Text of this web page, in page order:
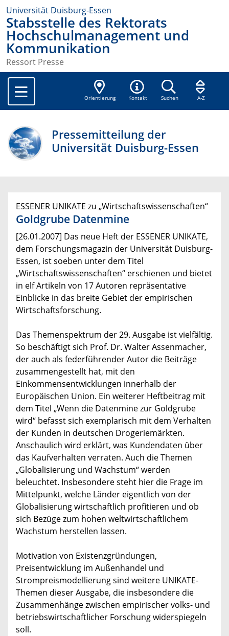
Universität Duisburg-Essen
Stabsstelle des Rektorats
Hochschulmanagement und
Kommunikation
Ressort Presse
Orientierung Kontakt Suchen A-Z
Pressemitteilung der
Universität Duisburg-Essen
ESSENER UNIKATE zu „Wirtschaftswissenschaften“
Goldgrube Datenmine
[26.01.2007] Das neue Heft der ESSENER UNIKATE,
dem Forschungsmagazin der Universität Duisburg-
Essen, ist soeben unter dem Titel
„Wirtschaftswissenschaften“ erschienen und bietet
in elf Artikeln von 17 Autoren repräsentative
Einblicke in das breite Gebiet der empirischen
Wirtschaftsforschung.
Das Themenspektrum der 29. Ausgabe ist vielfältig.
So beschäftigt sich Prof. Dr. Walter Assenmacher,
der auch als federführender Autor die Beiträge
zusammengestellt hat, mit den
Einkommensentwicklungen innerhalb der
Europäischen Union. Ein weiterer Heftbeitrag mit
dem Titel „Wenn die Datenmine zur Goldgrube
wird“ befasst sich exemplarisch mit dem Verhalten
der Kunden in deutschen Drogeriemärkten.
Anschaulich wird erklärt, was Kundendaten über
das Kaufverhalten verraten. Auch die Themen
„Globalisierung und Wachstum“ werden
beleuchtet. Insbesondere steht hier die Frage im
Mittelpunkt, welche Länder eigentlich von der
Globalisierung wirtschaftlich profitieren und ob
sich Bezüge zum hohen weltwirtschaftlichem
Wachstum herstellen lassen.
Motivation von Existenzgründungen,
Preisentwicklung im Außenhandel und
Strompreismodellierung sind weitere UNIKATE-
Themen dieser Ausgabe, die insbesondere die
Zusammenhänge zwischen empirischer volks- und
betriebswirtschaftlicher Forschung widerspiegeln
soll.